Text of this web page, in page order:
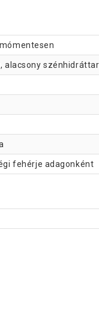
alacsony
fehérje adagonként